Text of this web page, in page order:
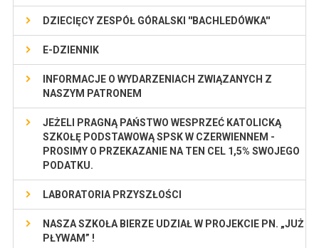
DZIECIĘCY ZESPÓŁ GÓRALSKI ''BACHLEDÓWKA''
E-DZIENNIK
INFORMACJE O WYDARZENIACH ZWIĄZANYCH Z
NASZYM PATRONEM
JEŻELI PRAGNĄ PAŃSTWO WESPRZEĆ KATOLICKĄ
SZKOŁĘ PODSTAWOWĄ SPSK W CZERWIENNEM -
PROSIMY O PRZEKAZANIE NA TEN CEL 1,5% SWOJEGO
PODATKU.
LABORATORIA PRZYSZŁOŚCI
NASZA SZKOŁA BIERZE UDZIAŁ W PROJEKCIE PN. „JUŻ
PŁYWAM” !